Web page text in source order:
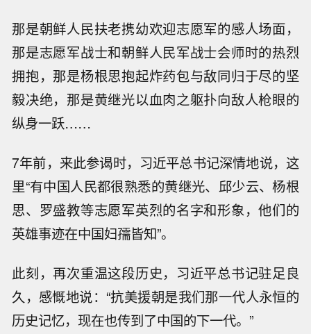
那是朝鲜人民扶老携幼欢迎志愿军的感人场面，
那是志愿军战士和朝鲜人民军战士会师时的热烈
拥抱，那是杨根思抱起炸药包与敌同归于尽的坚
毅决绝，那是黄继光以血肉之躯扑向敌人枪眼的
纵身一跃……
7年前，来此参谒时，习近平总书记深情地说，这
里“有中国人民都很熟悉的黄继光、邱少云、杨根
思、罗盛教等志愿军英烈的名字和形象，他们的
英雄事迹在中国妇孺皆知”。
此刻，再次重温这段历史，习近平总书记驻足良
久，感慨地说：“抗美援朝是我们那一代人永恒的
历史记忆，现在也传到了中国的下一代。”